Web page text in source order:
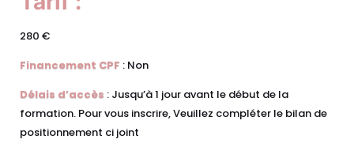
280 €
Financement CPF : Non
Délais d’accès : Jusqu’à 1 jour avant le début de la
formation. Pour vous inscrire, Veuillez compléter le bilan de
positionnement ci joint